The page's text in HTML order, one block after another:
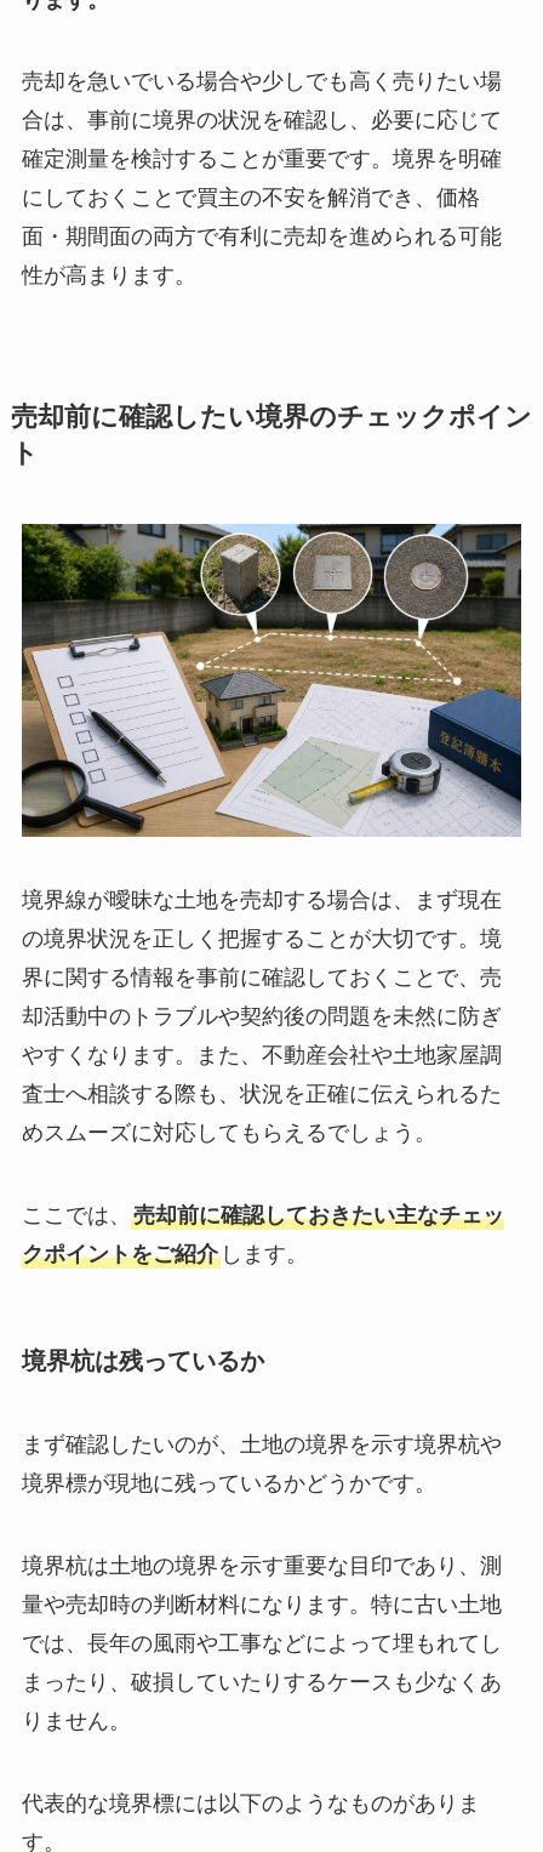
売却を急いでいる場合や少しでも高く売りたい場
合は、事前に境界の状況を確認し、必要に応じて
確定測量を検討することが重要です。境界を明確
にしておくことで買主の不安を解消でき、価格
面・期間面の両方で有利に売却を進められる可能
性が高まります。
売却前に確認したい境界のチェックポイン
ト
境界線が曖昧な土地を売却する場合は、まず現在
の境界状況を正しく把握することが大切です。境
界に関する情報を事前に確認しておくことで、売
却活動中のトラブルや契約後の問題を未然に防ぎ
やすくなります。また、不動産会社や土地家屋調
査士へ相談する際も、状況を正確に伝えられるた
めスムーズに対応してもらえるでしょう。
ここでは、 売却前に確認しておきたい主なチェッ
クポイントをご紹介します。
境界杭は残っているか
まず確認したいのが、土地の境界を示す境界杭や
境界標が現地に残っているかどうかです。
境界杭は土地の境界を示す重要な目印であり、測
量や売却時の判断材料になります。特に古い土地
では、長年の風雨や工事などによって埋もれてし
まったり、破損していたりするケースも少なくあ
りません。
代表的な境界標には以下のようなものがありま
す。